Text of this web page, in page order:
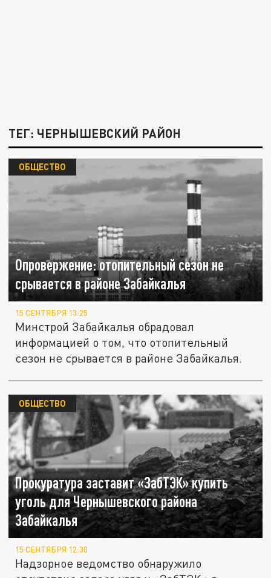
ТЕГ: ЧЕРНЫШЕВСКИЙ РАЙОН
Опровержение: отопительный сезон не
срывается в районе Забайкалья
ОБЩЕСТВО
15 СЕНТЯБРЯ 13:25
Минстрой Забайкалья обрадовал
информацией о том, что отопительный
сезон не срывается в районе Забайкалья.
Прокуратура заставит «ЗабТЭК» купить
уголь для Чернышевского района
Забайкалья
ОБЩЕСТВО
15 СЕНТЯБРЯ 12:30
Надзорное ведомство обнаружило